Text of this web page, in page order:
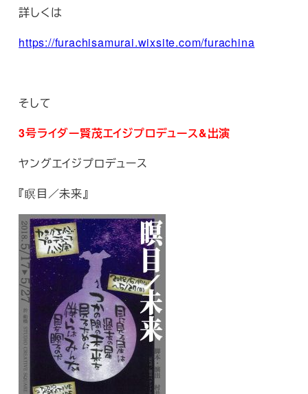
詳しくは
https://furachisamurai.wixsite.com/furachina
そして
3号ライダー賢茂エイジプロデュース&出演
ヤングエイジプロデュース
『瞑目／未来』